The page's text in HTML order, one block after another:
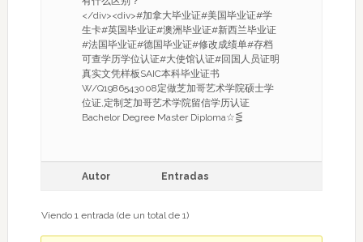
</div><div>#加拿大毕业证#美国毕业证#学
生卡#英国毕业证#澳洲毕业证#新西兰毕业证
#法国毕业证#德国毕业证#修改成绩单#存档
可查学历学位认证#大使馆认证#回国人员证明
真实文凭样板SAIC本科毕业证书
W/Q1986543008定做芝加哥艺术学院硕士学
位证,定制芝加哥艺术学院留信学历认证
Bachelor Degree Master Diploma☆⋚
Autor Entradas
Viendo 1 entrada (de un total de 1)